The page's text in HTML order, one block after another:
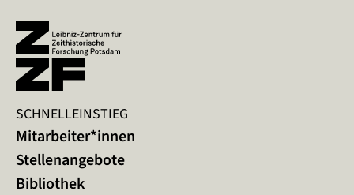
SCHNELLEINSTIEG
Mitarbeiter*innen
Stellenangebote
Bibliothek